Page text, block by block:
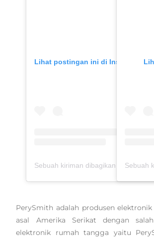
Lihat postingan ini di Instagram
PerySmith adalah produsen
asal Amerika Serikat dengan
elektronik rumah tangga yaitu